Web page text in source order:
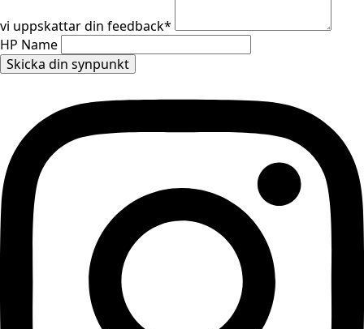
vi uppskattar din feedback*
HP Name
Skicka din synpunkt